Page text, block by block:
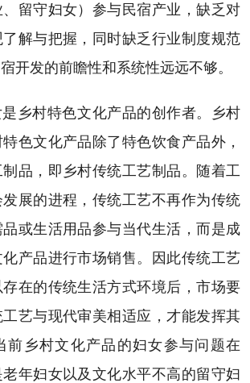
留守妇女）参与民宿产业，缺乏对
解与把握，同时缺乏行业制度规范
开发的前瞻性和系统性远远不够。
乡村特色文化产品的创作者。乡村
色文化产品除了特色饮食产品外，
品，即乡村传统工艺制品。随着工
展的进程，传统工艺不再作为传统
或生活用品参与当代生活，而是成
产品进行市场销售。因此传统工艺
在的传统生活方式环境后，市场要
艺与现代审美相适应，才能发挥其
前乡村文化产品的妇女参与问题在
年妇女以及文化水平不高的留守妇